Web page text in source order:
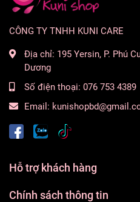
CÔNG TY TNHH KUNI CARE
Địa chỉ: 195 Yersin, P. Phú
Dương
Số điện thoại: 076 753 4389
Email:
Hỗ trợ khách hàng
Chính sách thông tin